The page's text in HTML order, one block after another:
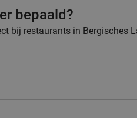
bepaald?
bij restaurants in Bergisches